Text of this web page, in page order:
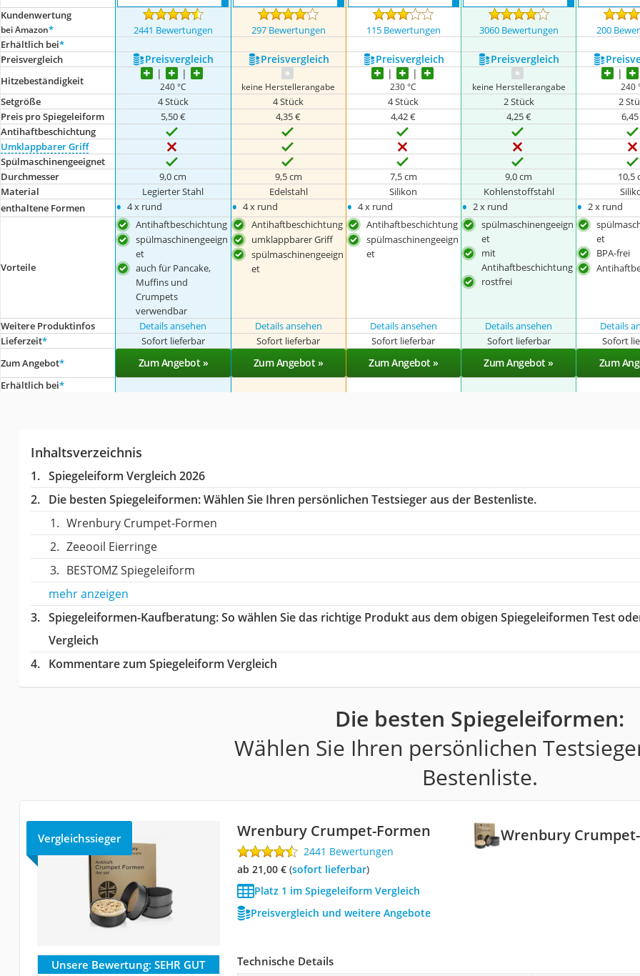
Kundenwertung
bei Amazon* 2441 Bewertungen 297 Bewertungen 115 Bewertungen 3060 Bewertungen 200
Erhältlich bei*
Preis­vergleich
Preis­vergleich Preis­vergleich Preis­vergleich Preis­vergleich
Hitzebeständigkeit 240 °C keine Herstellerangabe 230 °C keine Herstellerangabe 240
Setgröße 4 Stück 4 Stück 4 Stück 2 Stück 2
Preis pro Spiegeleiform
5,50 € 4,35 € 4,42 € 4,25 €
Antihaftbeschichtung
Umklappbarer Griff
Spülmaschinengeeignet
Durchmesser
9,0 cm 9,5 cm 7,5 cm 9,0 cm 10,5
Material
Legierter Stahl Edelstahl Silikon Kohlenstoffstahl
enthaltene Formen
• 4 x rund • 4 x rund • 4 x rund • 2 x rund • 2 x rund
Vorteile
Antihaftbeschichtung
spülmaschinengeeign
et
auch für Pancake,
Muffins und
Crumpets
verwendbar
Antihaftbeschichtung
umklappbarer Griff
spülmaschinengeeign
et
Antihaftbeschichtung
spülmaschinengeeign
et
spülmaschinengeeign
et
mit
Antihaftbeschichtung
rostfrei
et
BPA-frei
Weitere Produktinfos Details ansehen Details ansehen Details ansehen Details ansehen Details
Lieferzeit* Sofort lieferbar Sofort lieferbar Sofort lieferbar Sofort lieferbar Sofort
Zum Angebot* Zum Angebot » Zum Angebot » Zum Angebot » Zum Angebot » Zum
Erhältlich bei*
Inhaltsverzeichnis
Spiegeleiform Vergleich 2026
Die besten Spiegeleiformen:Wählen Sie Ihren persönlichen Testsieger aus der Bestenliste.
Wrenbury Crumpet-Formen
Zeeooil Eierringe
BESTOMZ Spiegeleiform
mehr anzeigen
Spiegeleiformen-Kaufberatung: So wählen Sie das richtige Produkt aus dem obigen Spiegeleiformen Test
Vergleich
Kommentare zum Spiegeleiform Vergleich
Die besten Spiegeleiformen:
Wählen Sie Ihren persönlichen
Bestenliste.
Wrenbury
Vergleichssieger Wrenbury Crumpet-Formen
2441 Bewertungen
ab 21,00 €( Sofort lieferbar)
Platz 1 im Spiegeleiform Vergleich
Preisvergleich und weitere Angebote
Unsere Bewertung: SEHR GUT
Technische Details